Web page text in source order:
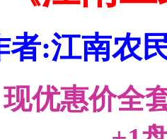
者:江南农
优惠价全